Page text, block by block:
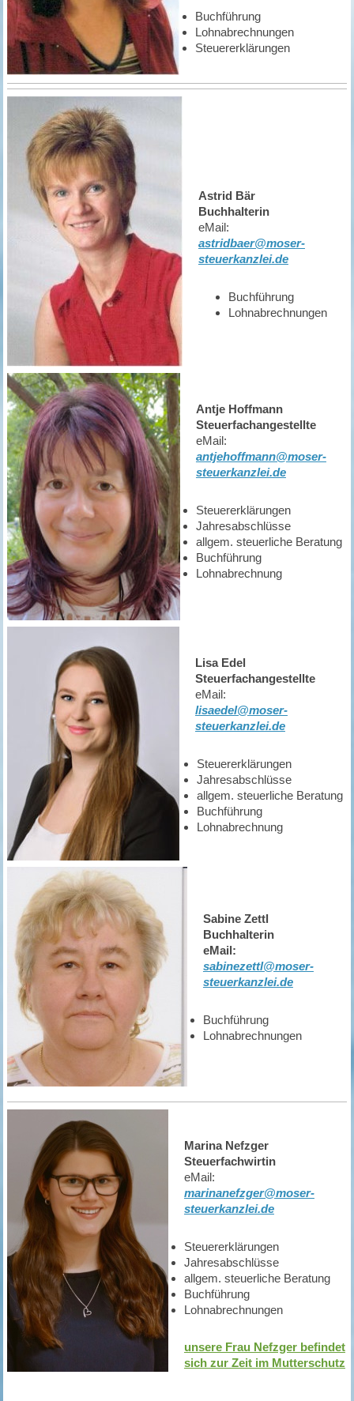
Buchführung
Lohnabrechnungen
Steuererklärungen
Astrid Bär
Buchhalterin
eMail:
astridbaer@moser-
steuerkanzlei.de
Buchführung
Lohnabrechnungen
Antje Hoffmann
Steuerfachangestellte
eMail:
antjehoffmann@moser-
steuerkanzlei.de
Steuererklärungen
Jahresabschlüsse
allgem. steuerliche Beratung
Buchführung
Lohnabrechnung ​
Lisa Edel
Steuerfachangestellte
eMail:
lisaedel@moser-
steuerkanzlei.de
Steuererklärungen
Jahresabschlüsse
allgem. steuerliche Beratung
Buchführung
Lohnabrechnung
Sabine Zettl
Buchhalterin
eMail:
sabinezettl@moser-
steuerkanzlei.de
Buchführung
Lohnabrechnungen
Marina Nefzger
Steuerfachwirtin
eMail:
marinanefzger@moser-
steuerkanzlei.de
Steuererklärungen
Jahresabschlüsse
allgem. steuerliche Beratung
Buchführung
Lohnabrechnungen
unsere Frau Nefzger befindet
sich zur Zeit im Mutterschutz